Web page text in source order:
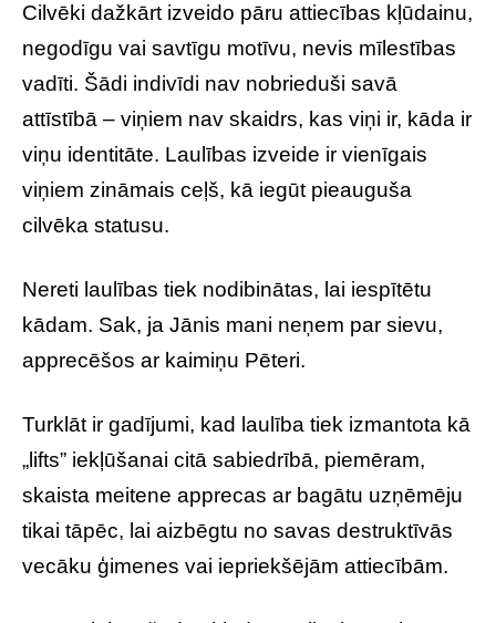
Cilvēki dažkārt izveido pāru attiecības kļūdainu,
negodīgu vai savtīgu motīvu, nevis mīlestības
vadīti. Šādi indivīdi nav nobrieduši savā
attīstībā – viņiem nav skaidrs, kas viņi ir, kāda ir
viņu identitāte. Laulības izveide ir vienīgais
viņiem zināmais ceļš, kā iegūt pieauguša
cilvēka statusu.
Nereti laulības tiek nodibinātas, lai iespītētu
kādam. Sak, ja Jānis mani neņem par sievu,
apprecēšos ar kaimiņu Pēteri.
Turklāt ir gadījumi, kad laulība tiek izmantota kā
„lifts” iekļūšanai citā sabiedrībā, piemēram,
skaista meitene apprecas ar bagātu uzņēmēju
tikai tāpēc, lai aizbēgtu no savas destruktīvās
vecāku ģimenes vai iepriekšējām attiecībām.